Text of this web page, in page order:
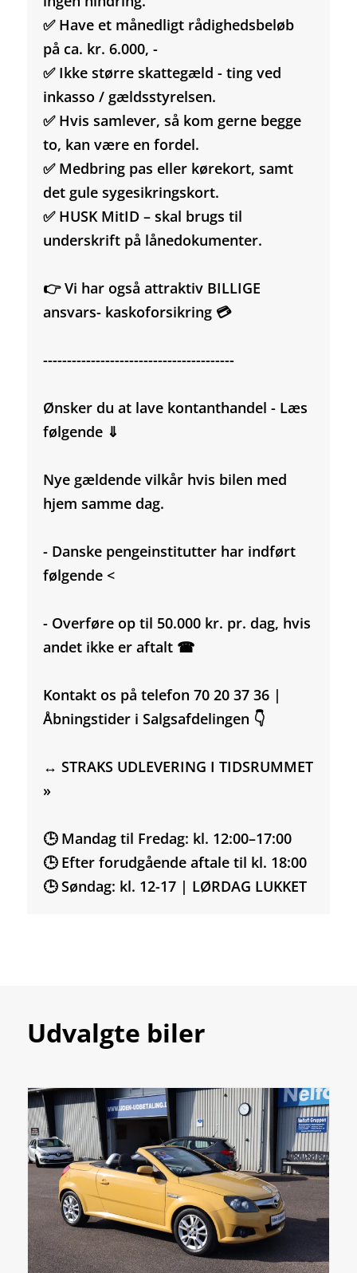
✅ Have et månedligt rådighedsbeløb
på ca. kr. 6.000, -
✅ Ikke større skattegæld - ting ved
inkasso / gældsstyrelsen.
✅ Hvis samlever, så kom gerne begge
to, kan være en fordel.
✅ Medbring pas eller kørekort, samt
det gule sygesikringskort.
✅ HUSK MitID – skal brugs til
underskrift på lånedokumenter.
👉 Vi har også attraktiv BILLIGE
ansvars- kaskoforsikring 💳
----------------------------------------
Ønsker du at lave kontanthandel - Læs
følgende ⇓
Nye gældende vilkår hvis bilen med
hjem samme dag.
- Danske pengeinstitutter har indført
følgende <
- Overføre op til 50.000 kr. pr. dag, hvis
andet ikke er aftalt ☎
Kontakt os på telefon 70 20 37 36 |
Åbningstider i Salgsafdelingen 👇
↔️ STRAKS UDLEVERING I TIDSRUMMET
»
🕒 Mandag til Fredag: kl. 12:00–17:00
🕒 Efter forudgående aftale til kl. 18:00
🕒 Søndag: kl. 12-17 | LØRDAG LUKKET
Udvalgte biler